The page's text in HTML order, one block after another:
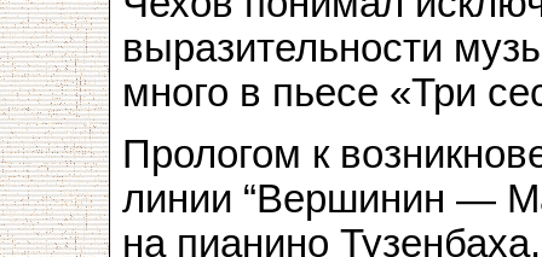
выразительности
много в пьесе «Три
Прологом к
линии “Вершинин —
на пианино Тузенбаха.